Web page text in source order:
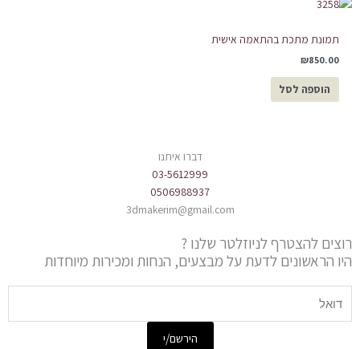
תמונת מתכת בהתאמה אישית
₪850.00
הוספה לסל
דברו איתנו
03-5612999
0506988937
3dmakerim@gmail.com
רוצים להצטרף לניוזלטר שלנו ?
היו הראשונים לדעת על מבצעים, הנחות ומכירות מיוחדות
הירשם/י